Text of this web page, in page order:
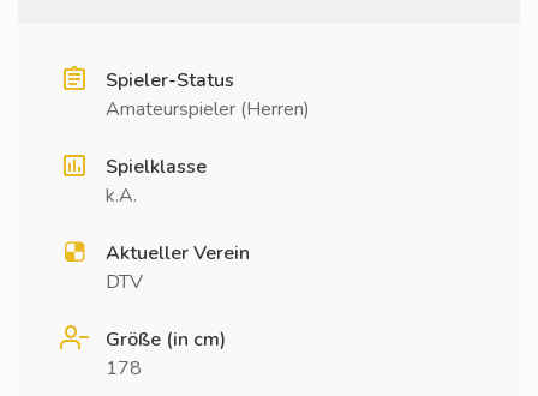
Spieler-Status
Amateurspieler (Herren)
Spielklasse
k.A.
Aktueller Verein
DTV
Größe (in cm)
178